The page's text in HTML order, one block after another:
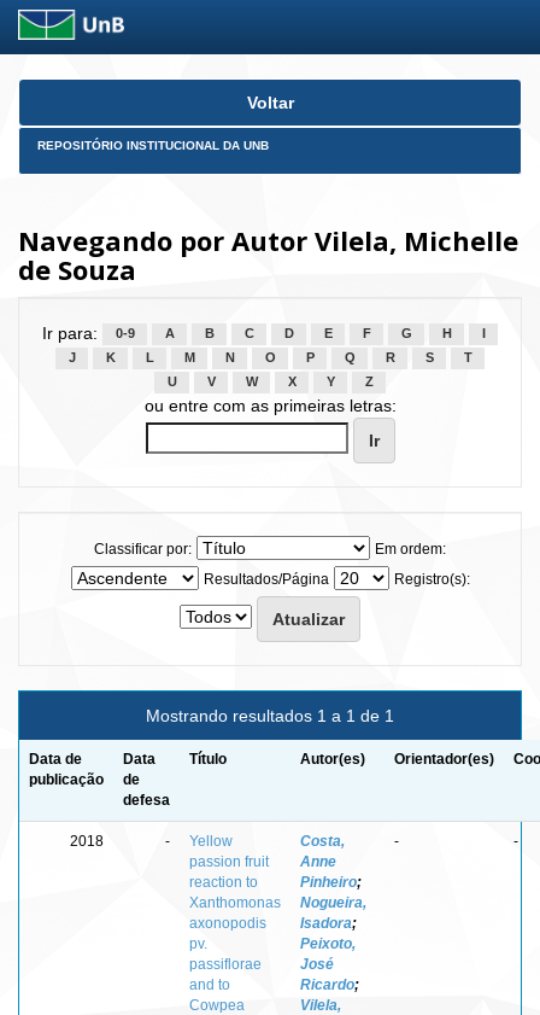
Skip
Voltar
REPOSITÓRIO INSTITUCIONAL DA UNB
Navegando por Autor Vilela, Michelle
de Souza
Ir para: 0-9 A B C D E F G H
J
K L M N O P Q R S
T
U
V W X Y Z
ou entre com as primeiras letras:
Classificar por:
Em ordem:
Resultados/Página
Registro(s):
Mostrando resultados 1 a 1 de 1
Data de
publicação
Data
de
defesa
Título Autor(es) Orientador(es)
2018 -
Yellow
passion fruit
reaction to
Xanthomonas
axonopodis
pv.
passiflorae
and to
Cowpea
Costa,
Anne
Pinheiro;
Nogueira,
Isadora;
Peixoto,
José
Ricardo;
Vilela,
- -